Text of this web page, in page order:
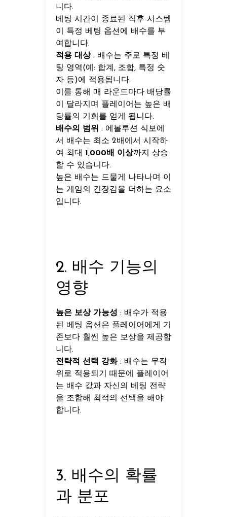
니다.
베팅 시간이 종료된 직후 시스템
이 특정 베팅 옵션에 배수를 부
여합니다.
적용 대상 : 배수는 주로 특정 베
팅 영역(예: 합계, 조합, 특정 숫
자 등)에 적용됩니다.
이를 통해 매 라운드마다 배당률
이 달라지며 플레이어는 높은 배
당률의 기회를 얻게 됩니다.
배수의 범위 : 에볼루션 식보에
서 배수는 최소 2배에서 시작하
여 최대 1,000배 이상까지 상승
할 수 있습니다.
높은 배수는 드물게 나타나며 이
는 게임의 긴장감을 더하는 요소
입니다.
2. 배수 기능의
영향
높은 보상 가능성 : 배수가 적용
된 베팅 옵션은 플레이어에게 기
존보다 훨씬 높은 보상을 제공합
니다.
전략적 선택 강화 : 배수는 무작
위로 적용되기 때문에 플레이어
는 배수 값과 자신의 베팅 전략
을 조합해 최적의 선택을 해야
합니다.
3. 배수의 확률
과 분포